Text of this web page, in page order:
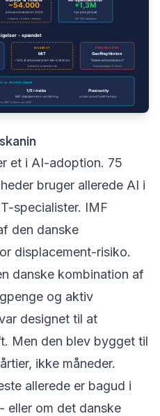
et i AI-adoption. 75
bruger allerede AI i
specialister. IMF
den danske
displacement-risiko.
danske kombination af
og aktiv
designet til at
Men den blev bygget til
ikke måneder.
allerede er bagud i
eller om det danske